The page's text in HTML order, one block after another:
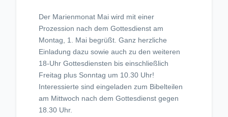
Der Marienmonat Mai wird mit einer
Prozession nach dem Gottesdienst am
Montag, 1. Mai begrüßt. Ganz herzliche
Einladung dazu sowie auch zu den weiteren
18-Uhr Gottesdiensten bis einschließlich
Freitag plus Sonntag um 10.30 Uhr!
Interessierte sind eingeladen zum Bibelteilen
am Mittwoch nach dem Gottesdienst gegen
18.30 Uhr.